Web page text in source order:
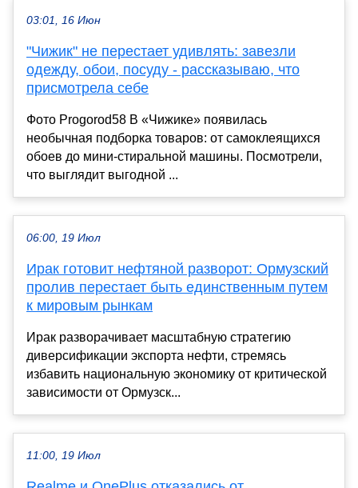
03:01, 16 Июн
"Чижик" не перестает удивлять: завезли
одежду, обои, посуду - рассказываю, что
присмотрела себе
Фото Progorod58 В «Чижике» появилась
необычная подборка товаров: от самоклеящихся
обоев до мини-стиральной машины. Посмотрели,
что выглядит выгодной ...
06:00, 19 Июл
Ирак готовит нефтяной разворот: Ормузский
пролив перестает быть единственным путем
к мировым рынкам
Ирак разворачивает масштабную стратегию
диверсификации экспорта нефти, стремясь
избавить национальную экономику от критической
зависимости от Ормузск...
11:00, 19 Июл